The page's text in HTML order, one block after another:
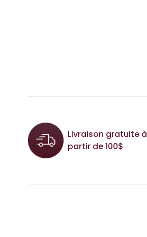
Livraison gratuite à
partir de 100$